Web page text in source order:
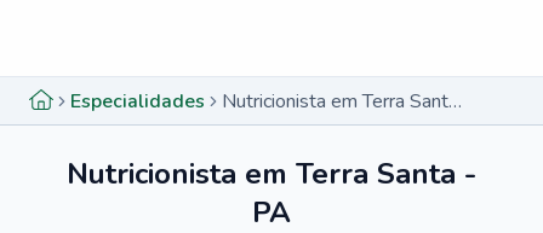
Especialidades Nutricionista em Terra Santa - PA
Nutricionista em Terra Santa -
PA